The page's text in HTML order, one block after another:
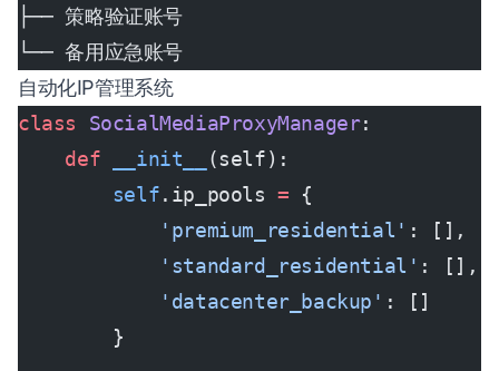
├── 策略验证账号
└── 备用应急账号
自动化IP管理系统
class SocialMediaProxyManager:
    def
__init__
(self):
        self
.ip_pools = {
            'premium_residential'
: [],
            'standard_residential'
: [],
            'datacenter_backup'
: []
        }